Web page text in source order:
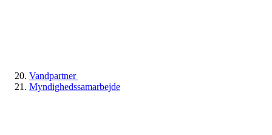
Vandpartner
Myndighedssamarbejde